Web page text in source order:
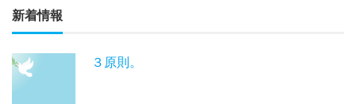
新着情報
３原則。